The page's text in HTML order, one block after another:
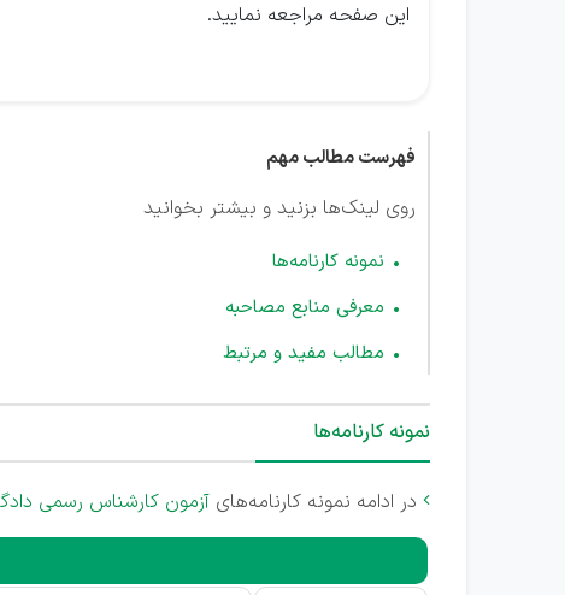
این صفحه مراجعه نمایید.
فهرست مطالب مهم
روی لینک‌ها بزنید و بیشتر بخوانید
نمونه کارنامه‌ها
معرفی منابع مصاحبه
مطالب مفید و مرتبط
نمونه کارنامه‌ها
 در ادامه نمونه کارنامه‌های آزمون کارشناس رسمی